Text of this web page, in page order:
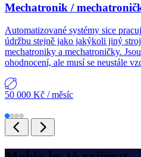
Mechatronik /
Automatizované systémy sice
údržbu stejně jako jakýkoli jiný
mechatroniky a mechatroničky.
ohodnocení, ale musí se neustále
50 000 Kč / měsíc